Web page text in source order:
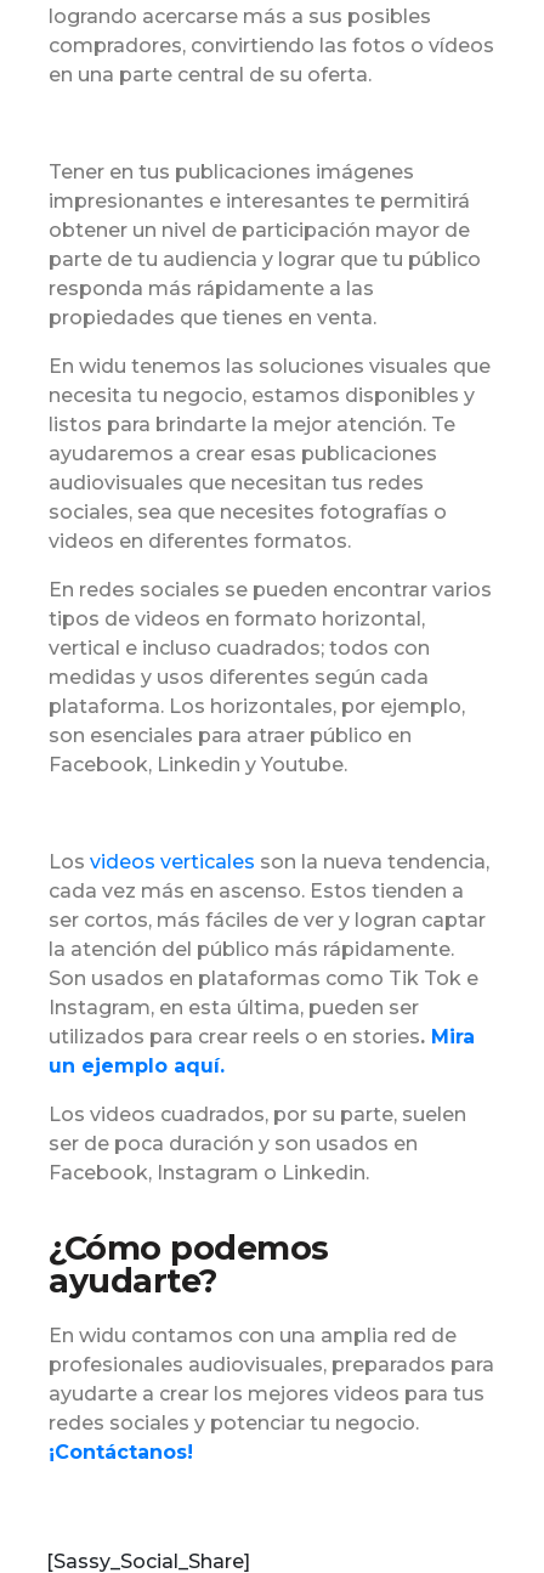
logrando acercarse más a sus posibles
compradores, convirtiendo las fotos o vídeos
en una parte central de su oferta.
Tener en tus publicaciones imágenes
impresionantes e interesantes te permitirá
obtener un nivel de participación mayor de
parte de tu audiencia y lograr que tu público
responda más rápidamente a las
propiedades que tienes en venta.
En widu tenemos las soluciones visuales que
necesita tu negocio, estamos disponibles y
listos para brindarte la mejor atención. Te
ayudaremos a crear esas publicaciones
audiovisuales que necesitan tus redes
sociales, sea que necesites fotografías o
videos en diferentes formatos.
En redes sociales se pueden encontrar varios
tipos de videos en formato horizontal,
vertical e incluso cuadrados; todos con
medidas y usos diferentes según cada
plataforma. Los horizontales, por ejemplo,
son esenciales para atraer público en
Facebook, Linkedin y Youtube.
Los videos verticales son la nueva tendencia,
cada vez más en ascenso. Estos tienden a
ser cortos, más fáciles de ver y logran captar
la atención del público más rápidamente.
Son usados en plataformas como Tik Tok e
Instagram, en esta última, pueden ser
utilizados para crear reels o en stories. Mira
un ejemplo aquí.
Los videos cuadrados, por su parte, suelen
ser de poca duración y son usados en
Facebook, Instagram o Linkedin.
¿Cómo podemos
ayudarte?
En widu contamos con una amplia red de
profesionales audiovisuales, preparados para
ayudarte a crear los mejores videos para tus
redes sociales y potenciar tu negocio.
¡Contáctanos!
[Sassy_Social_Share]